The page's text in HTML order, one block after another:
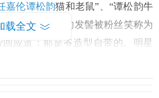
嘉伦谭松韵猫和老鼠”、“谭松韵牛
，剧中谭松韵的发髻被粉丝笑称为
应道：那是爷造型自带的。明星
日，“
嘉伦碰鼻杀”、“锦衣之下预告”轮
载全文